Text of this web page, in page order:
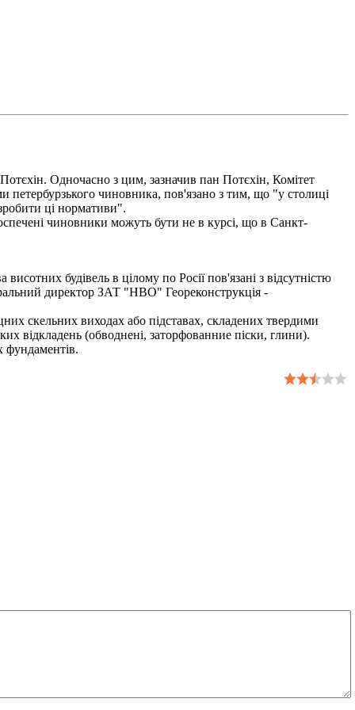
Одночасно з цим, зазначив пан Потєхін, Комітет
петербурзького чиновника, пов'язано з тим, що "у столиці
ці нормативи".
чиновники можуть бути не в курсі, що в Санкт-
будівель в цілому по Росії пов'язані з відсутністю
директор ЗАТ "НВО" Геореконструкція -
скельних виходах або підставах, складених твердими
відкладень (обводнені, заторфованние піски, глини).
фундаментів.